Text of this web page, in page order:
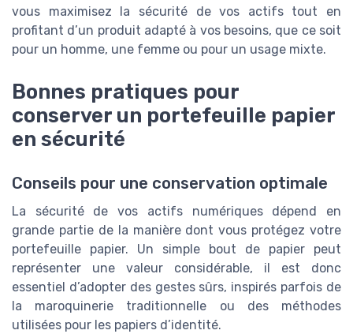
vous maximisez la sécurité de vos actifs tout en
profitant d’un produit adapté à vos besoins, que ce soit
pour un homme, une femme ou pour un usage mixte.
Bonnes pratiques pour
conserver un portefeuille papier
en sécurité
Conseils pour une conservation optimale
La sécurité de vos actifs numériques dépend en
grande partie de la manière dont vous protégez votre
portefeuille papier. Un simple bout de papier peut
représenter une valeur considérable, il est donc
essentiel d’adopter des gestes sûrs, inspirés parfois de
la maroquinerie traditionnelle ou des méthodes
utilisées pour les papiers d’identité.